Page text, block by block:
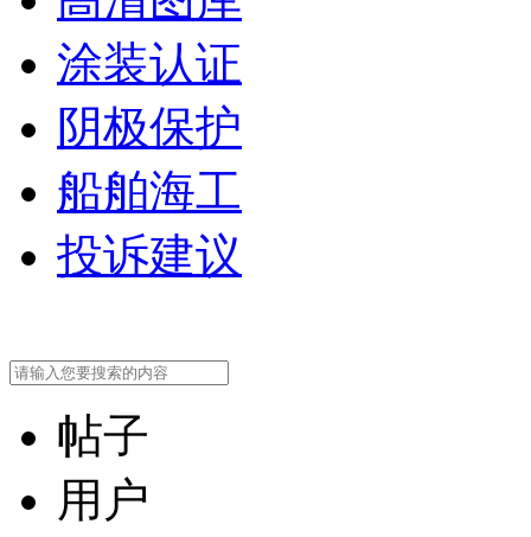
涂装认证
阴极保护
船舶海工
投诉建议
帖子
用户